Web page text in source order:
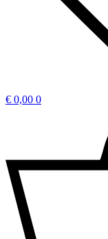
€ 0,00 0